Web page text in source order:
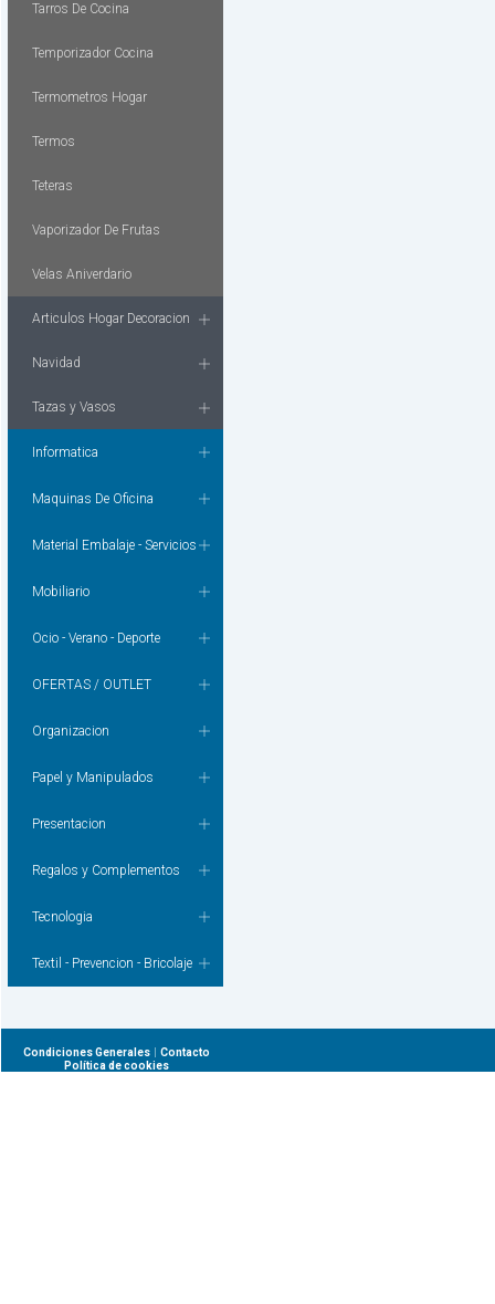
Tarros De Cocina
Temporizador Cocina
Termometros Hogar
Termos
Teteras
Vaporizador De Frutas
Velas Aniverdario
Articulos Hogar Decoracion
Navidad
Tazas y Vasos
Informatica
Maquinas De Oficina
Material Embalaje - Servicios
Mobiliario
Ocio - Verano - Deporte
OFERTAS / OUTLET
Organizacion
Papel y Manipulados
Presentacion
Regalos y Complementos
Tecnologia
Textil - Prevencion - Bricolaje
Condiciones Generales | Contacto
Política de cookies